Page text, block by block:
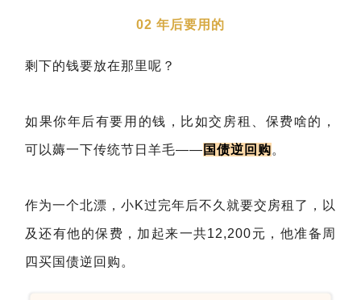
02 年后要用的
剩下的钱要放在那里呢？
如果你年后有要用的钱，比如交房租、保费啥的，
可以薅一下传统节日羊毛—— 国债逆回购。
作为一个北漂，小K过完年后不久就要交房租了，以
及还有他的保费，加起来一共12,200元，他准备周
四买国债逆回购。